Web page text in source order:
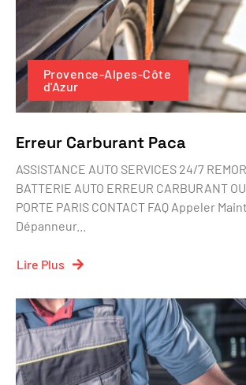
Provence-Alpes-Côte
d'Azur
Erreur Carburant Paca
ASSISTANCE AUTO SERVICES 24/7
BATTERIE AUTO ERREUR CARBURANT
PORTE PARIS CONTACT FAQ Appeler
Dépanneur...
Lire Plus